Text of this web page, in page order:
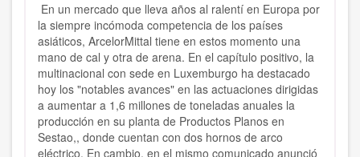
En un mercado que lleva años al ralentí en Europa por
la siempre incómoda competencia de los países
asiáticos, ArcelorMittal tiene en estos momento una
mano de cal y otra de arena. En el capítulo positivo, la
multinacional con sede en Luxemburgo ha destacado
hoy los "notables avances" en las actuaciones dirigidas
a aumentar a 1,6 millones de toneladas anuales la
producción en su planta de Productos Planos en
Sestao,, donde cuentan con dos hornos de arco
eléctrico. En cambio, en el mismo comunicado anunció